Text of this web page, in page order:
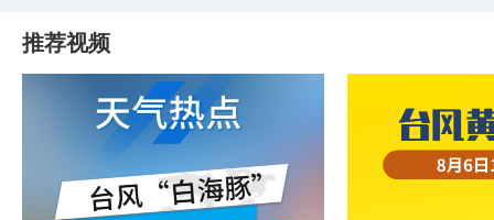
推荐视频